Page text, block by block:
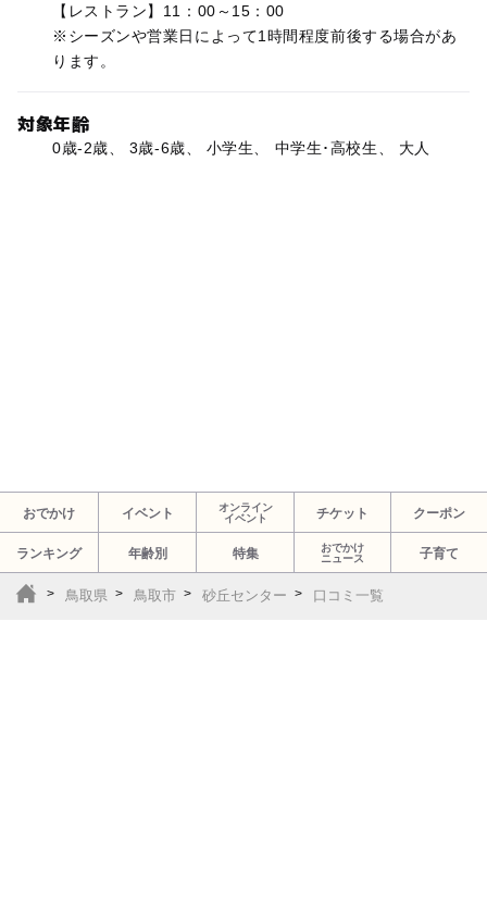
【レストラン】11：00～15：00
※シーズンや営業日によって1時間程度前後する場合があ
ります。
対象年齢
0歳-2歳、 3歳-6歳、 小学生、 中学生･高校生、 大人
おでかけ イベント
オンライン
イベント
チケット クーポン
ランキング 年齢別 特集
おでかけ
ニュース
子育て
鳥取県 鳥取市 砂丘センター 口コミ一覧